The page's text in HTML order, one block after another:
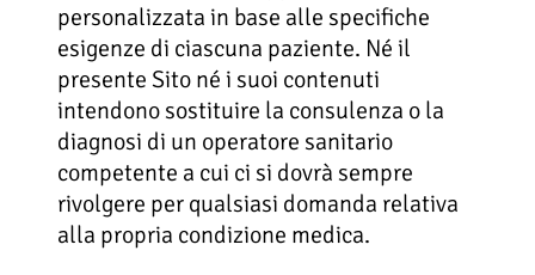
personalizzata in base alle specifiche
esigenze di ciascuna paziente. Né il
presente Sito né i suoi contenuti
intendono sostituire la consulenza o la
diagnosi di un operatore sanitario
competente a cui ci si dovrà sempre
rivolgere per qualsiasi domanda relativa
alla propria condizione medica.